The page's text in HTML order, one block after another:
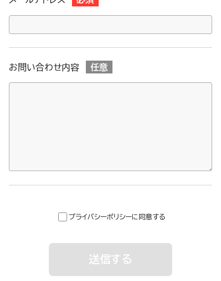
お問い合わせ内容 任意
プライバシーポリシーに同意する